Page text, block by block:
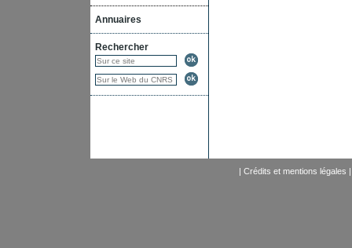
Annuaires
Rechercher
| Crédits et mentions légales